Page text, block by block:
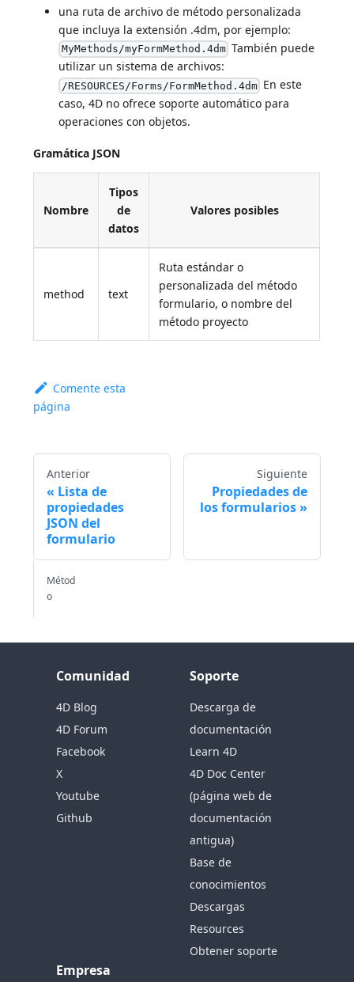
una ruta de archivo de método personalizada
que incluya la extensión .4dm, por ejemplo:
MyMethods/myFormMethod.4dm También puede
utilizar un sistema de archivos:
/RESOURCES/Forms/FormMethod.4dm En este
caso, 4D no ofrece soporte automático para
operaciones con objetos.
Gramática JSON
Nombre
Tipos
de
datos
Valores posibles
method text
Ruta estándar o
personalizada del método
formulario, o nombre del
método proyecto
Comente esta
página
Anterior
Lista de
propiedades
JSON del
formulario
Siguiente
Propiedades de
los formularios
Métod
o
Comunidad
4D Blog
4D Forum
Facebook
X
Youtube
Github
Soporte
Descarga de
documentación
Learn 4D
4D Doc Center
(página web de
documentación
antigua)
Base de
conocimientos
Descargas
Resources
Obtener soporte
Empresa